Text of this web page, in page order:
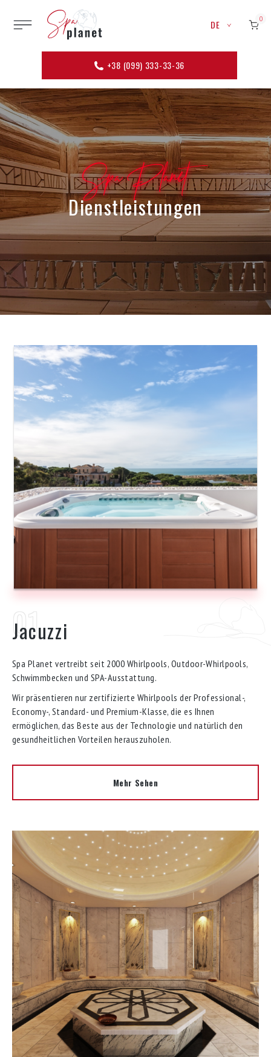
+38 (099) 333-33-36
DE 0
Spa Planet
Dienstleistungen
Jacuzzi
Spa Planet vertreibt seit 2000 Whirlpools, Outdoor-Whirlpools,
Schwimmbecken und SPA-Ausstattung.
Wir präsentieren nur zertifizierte Whirlpools der Professional-,
Economy-, Standard- und Premium-Klasse, die es Ihnen
ermöglichen, das Beste aus der Technologie und natürlich den
gesundheitlichen Vorteilen herauszuholen.
Mehr Sehen